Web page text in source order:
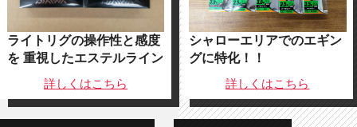
ライトリグの操作性と感度
を 重視したエステルライン
詳しくはこちら
シャローエリアでのエギン
グに特化！！
詳しくはこちら